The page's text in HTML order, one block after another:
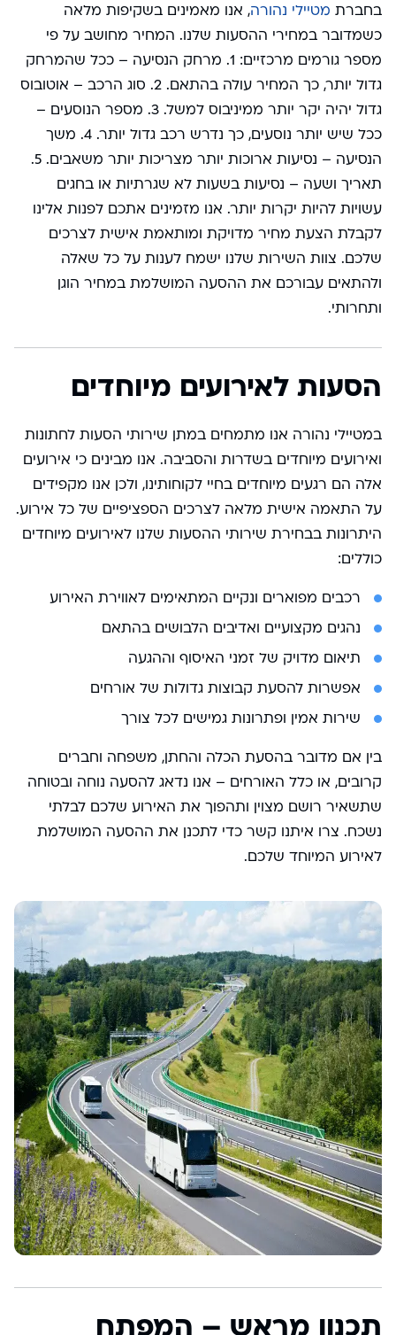
בחברת מטיילי נהורה, אנו מאמינים בשקיפות מלאה
כשמדובר במחירי ההסעות שלנו. המחיר מחושב על פי
מספר גורמים מרכזיים: 1. מרחק הנסיעה – ככל שהמרחק
גדול יותר, כך המחיר עולה בהתאם. 2. סוג הרכב – אוטובוס
גדול יהיה יקר יותר ממיניבוס למשל. 3. מספר הנוסעים –
ככל שיש יותר נוסעים, כך נדרש רכב גדול יותר. 4. משך
הנסיעה – נסיעות ארוכות יותר מצריכות יותר משאבים. 5.
תאריך ושעה – נסיעות בשעות לא שגרתיות או בחגים
עשויות להיות יקרות יותר. אנו מזמינים אתכם לפנות אלינו
לקבלת הצעת מחיר מדויקת ומותאמת אישית לצרכים
שלכם. צוות השירות שלנו ישמח לענות על כל שאלה
ולהתאים עבורכם את ההסעה המושלמת במחיר הוגן
ותחרותי.
הסעות לאירועים מיוחדים
במטיילי נהורה אנו מתמחים במתן שירותי הסעות לחתונות
ואירועים מיוחדים בשדרות והסביבה. אנו מבינים כי אירועים
אלה הם רגעים מיוחדים בחיי לקוחותינו, ולכן אנו מקפידים
על התאמה אישית מלאה לצרכים הספציפיים של כל אירוע.
היתרונות בבחירת שירותי ההסעות שלנו לאירועים מיוחדים
כוללים:
רכבים מפוארים ונקיים המתאימים לאווירת האירוע
נהגים מקצועיים ואדיבים הלבושים בהתאם
תיאום מדויק של זמני האיסוף וההגעה
אפשרות להסעת קבוצות גדולות של אורחים
שירות אמין ופתרונות גמישים לכל צורך
בין אם מדובר בהסעת הכלה והחתן, משפחה וחברים
קרובים, או כלל האורחים – אנו נדאג להסעה נוחה ובטוחה
שתשאיר רושם מצוין ותהפוך את האירוע שלכם לבלתי
נשכח. צרו איתנו קשר כדי לתכנן את ההסעה המושלמת
לאירוע המיוחד שלכם.
תכנון מראש – המפתח